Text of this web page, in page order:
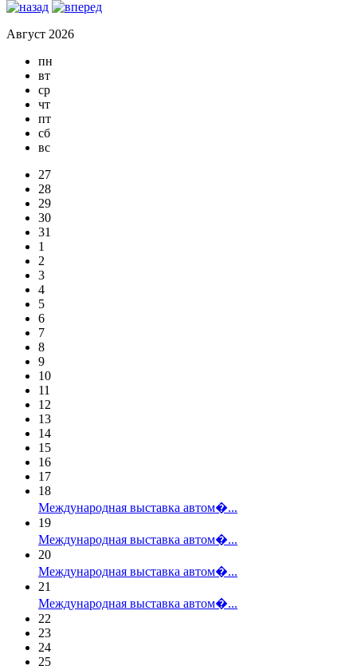
Август 2026
пн
вт
ср
чт
пт
сб
вс
27
28
29
30
31
1
2
3
4
5
6
7
8
9
10
11
12
13
14
15
16
17
18
Международная выставка автом�...
19
Международная выставка автом�...
20
Международная выставка автом�...
21
Международная выставка автом�...
22
23
24
25